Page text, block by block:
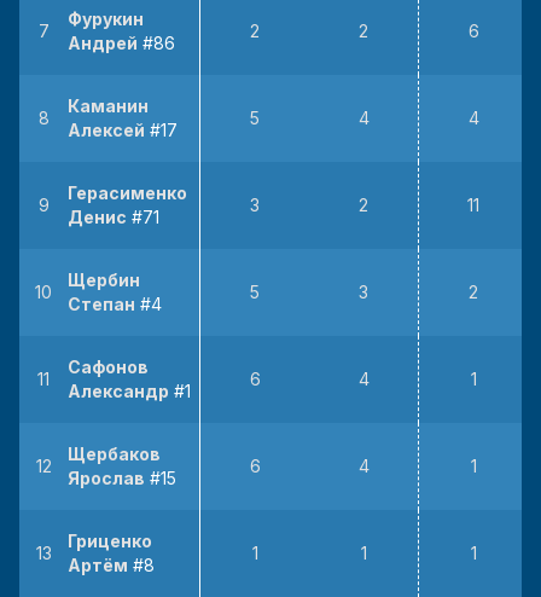
7
Фурукин
Андрей #86
2 2 6
8
Каманин
Алексей #17
5 4 4
9
Герасименко
Денис #71
3 2 11
10
Щербин
Степан #4
5 3 2
11
Сафонов
Александр #14
6 4 1
12
Щербаков
Ярослав #15
6 4 1
13
Гриценко
Артём #8
1 1 1